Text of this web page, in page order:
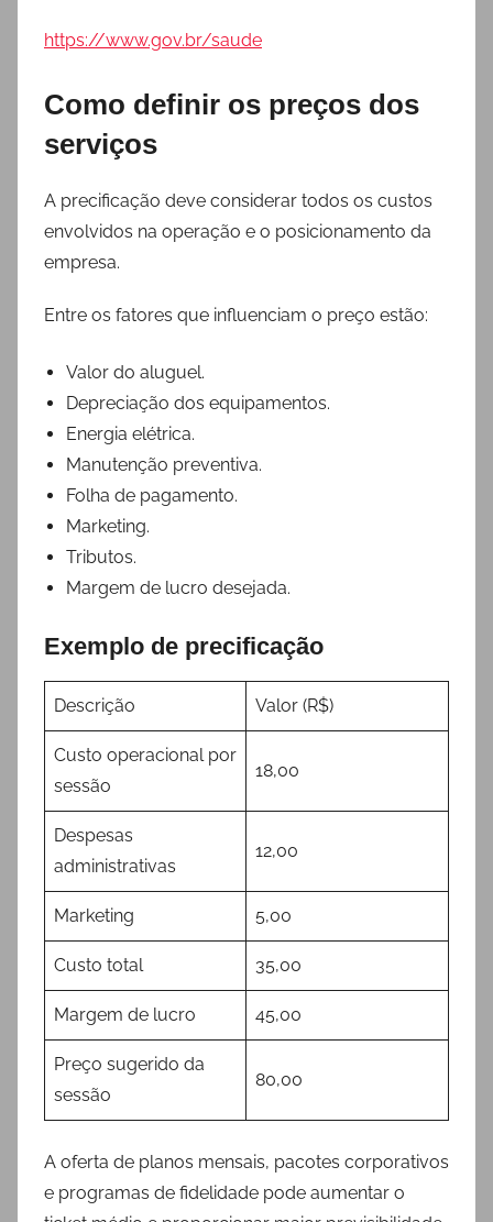
https://www.gov.br/saude
Como definir os preços dos
serviços
A precificação deve considerar todos os custos
envolvidos na operação e o posicionamento da
empresa.
Entre os fatores que influenciam o preço estão:
Valor do aluguel.
Depreciação dos equipamentos.
Energia elétrica.
Manutenção preventiva.
Folha de pagamento.
Marketing.
Tributos.
Margem de lucro desejada.
Exemplo de precificação
Descrição Valor (R$)
Custo operacional por
sessão
18,00
Despesas
administrativas
12,00
Marketing 5,00
Custo total 35,00
Margem de lucro 45,00
Preço sugerido da
sessão
80,00
A oferta de planos mensais, pacotes corporativos
e programas de fidelidade pode aumentar o